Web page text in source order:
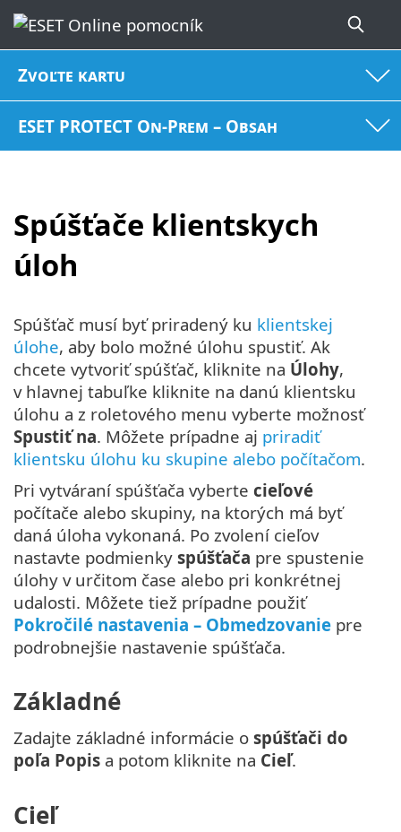
Zvoľte kartu
ESET PROTECT On-Prem – Obsah
Spúšťače klientskych
úloh
Spúšťač musí byť priradený ku klientskej
úlohe, aby bolo možné úlohu spustiť. Ak
chcete vytvoriť spúšťač, kliknite na Úlohy,
v hlavnej tabuľke kliknite na danú klientsku
úlohu a z roletového menu vyberte možnosť
Spustiť na. Môžete prípadne aj priradiť
klientsku úlohu ku skupine alebo počítačom.
Pri vytváraní spúšťača vyberte cieľové
počítače alebo skupiny, na ktorých má byť
daná úloha vykonaná. Po zvolení cieľov
nastavte podmienky spúšťača pre spustenie
úlohy v určitom čase alebo pri konkrétnej
udalosti. Môžete tiež prípadne použiť
Pokročilé nastavenia – Obmedzovanie pre
podrobnejšie nastavenie spúšťača.
Základné
Zadajte základné informácie o spúšťači do
poľa Popis a potom kliknite na Cieľ.
Cieľ